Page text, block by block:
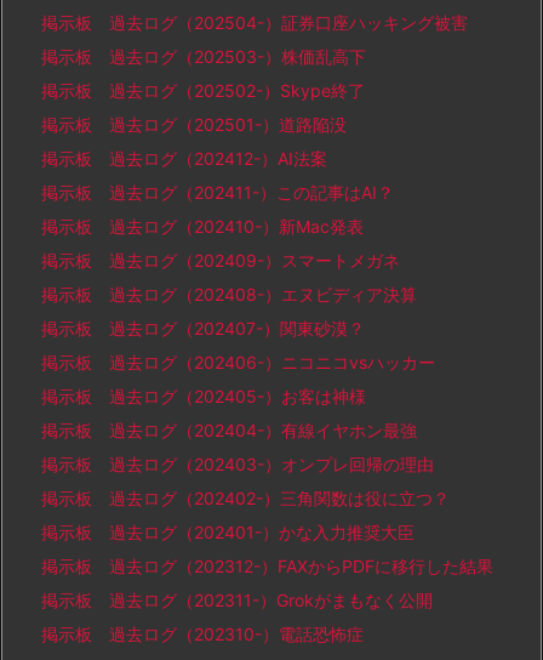
掲示板 過去ログ（202504-）証券口座ハッキング被害
掲示板 過去ログ（202503-）株価乱高下
掲示板 過去ログ（202502-）Skype終了
掲示板 過去ログ（202501-）道路陥没
掲示板 過去ログ（202412-）AI法案
掲示板 過去ログ（202411-）この記事はAI？
掲示板 過去ログ（202410-）新Mac発表
掲示板 過去ログ（202409-）スマートメガネ
掲示板 過去ログ（202408-）エヌビディア決算
掲示板 過去ログ（202407-）関東砂漠？
掲示板 過去ログ（202406-）ニコニコvsハッカー
掲示板 過去ログ（202405-）お客は神様
掲示板 過去ログ（202404-）有線イヤホン最強
掲示板 過去ログ（202403-）オンプレ回帰の理由
掲示板 過去ログ（202402-）三角関数は役に立つ？
掲示板 過去ログ（202401-）かな入力推奨大臣
掲示板 過去ログ（202312-）FAXからPDFに移行した結果
掲示板 過去ログ（202311-）Grokがまもなく公開
掲示板 過去ログ（202310-）電話恐怖症